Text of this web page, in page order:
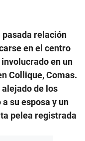
pasada relación
en el centro
en un
Collique, Comas.
de los
su esposa y un
pelea registrada